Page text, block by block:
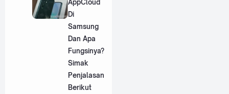
AppCloud
Di
Samsung
Dan Apa
Fungsinya?
Simak
Penjalasan
Berikut